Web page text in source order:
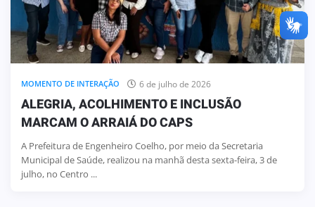
MOMENTO DE INTERAÇÃO 6 de julho de 2026
ALEGRIA, ACOLHIMENTO E INCLUSÃO
MARCAM O ARRAIÁ DO CAPS
A Prefeitura de Engenheiro Coelho, por meio da Secretaria
Municipal de Saúde, realizou na manhã desta sexta-feira, 3 de
julho, no Centro ...